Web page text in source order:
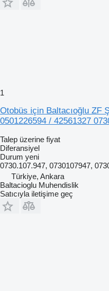
1
Otobüs için Baltacıoğlu ZF
0501226594 / 42561327
Talep üzerine fiyat
Diferansiyel
Durum yeni
0730.107.947, 0730107947,
Türkiye, Ankara
Baltacioglu Muhendislik
Satıcıyla iletişime geç